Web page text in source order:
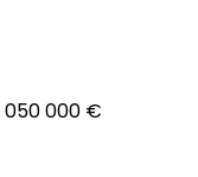
050 000 €